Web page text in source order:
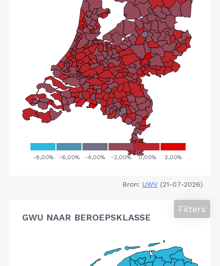
Bron: UWV (21-07-2026)
GWU NAAR BEROEPSKLASSE
Filters